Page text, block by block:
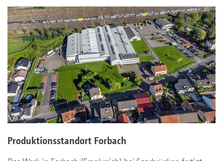
Produktionsstandort Forbach